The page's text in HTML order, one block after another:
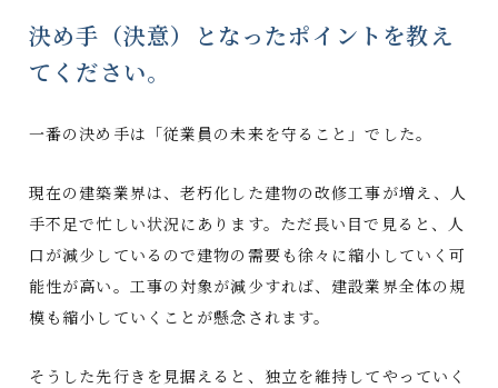
決め手（決意）となったポイントを教え
てください。
一番の決め手は「従業員の未来を守ること」でした。
現在の建築業界は、老朽化した建物の改修工事が増え、人
手不足で忙しい状況にあります。ただ長い目で見ると、人
口が減少しているので建物の需要も徐々に縮小していく可
能性が高い。工事の対象が減少すれば、建設業界全体の規
模も縮小していくことが懸念されます。
そうした先行きを見据えると、独立を維持してやっていく